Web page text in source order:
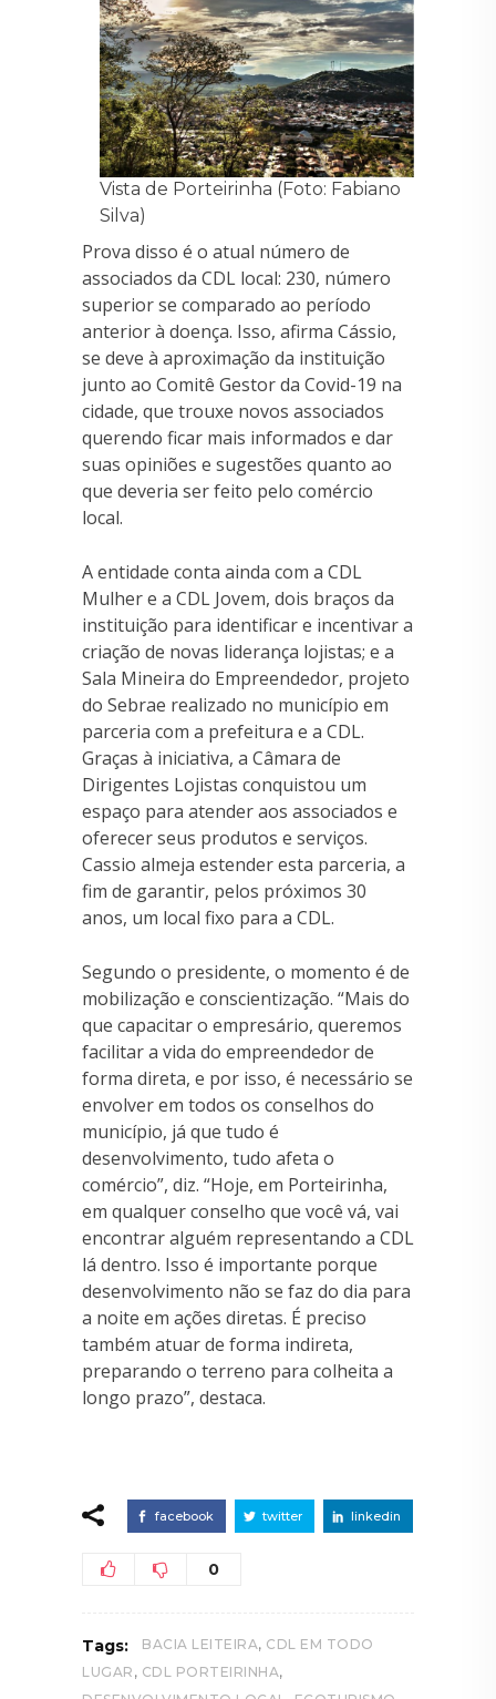
Vista de Porteirinha (Foto: Fabiano
Silva)
Prova disso é o atual número de
associados da CDL local: 230, número
superior se comparado ao período
anterior à doença. Isso, afirma Cássio,
se deve à aproximação da instituição
junto ao Comitê Gestor da Covid-19 na
cidade, que trouxe novos associados
querendo ficar mais informados e dar
suas opiniões e sugestões quanto ao
que deveria ser feito pelo comércio
local.
A entidade conta ainda com a CDL
Mulher e a CDL Jovem, dois braços da
instituição para identificar e incentivar a
criação de novas liderança lojistas; e a
Sala Mineira do Empreendedor, projeto
do Sebrae realizado no município em
parceria com a prefeitura e a CDL.
Graças à iniciativa, a Câmara de
Dirigentes Lojistas conquistou um
espaço para atender aos associados e
oferecer seus produtos e serviços.
Cassio almeja estender esta parceria, a
fim de garantir, pelos próximos 30
anos, um local fixo para a CDL.
Segundo o presidente, o momento é de
mobilização e conscientização. “Mais do
que capacitar o empresário, queremos
facilitar a vida do empreendedor de
forma direta, e por isso, é necessário se
envolver em todos os conselhos do
município, já que tudo é
desenvolvimento, tudo afeta o
comércio”, diz. “Hoje, em Porteirinha,
em qualquer conselho que você vá, vai
encontrar alguém representando a CDL
lá dentro. Isso é importante porque
desenvolvimento não se faz do dia para
a noite em ações diretas. É preciso
também atuar de forma indireta,
preparando o terreno para colheita a
longo prazo”, destaca.
facebook twitter linkedin
0
Tags: BACIA LEITEIRA, CDL EM TODO
LUGAR , CDL PORTEIRINHA,